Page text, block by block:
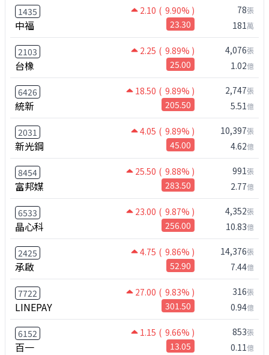
1435 2.10 ( 9.90% )
中福 23.30
78張
181萬
2103 2.25 ( 9.89% )
台橡 25.00
4,076張
1.02億
6426 18.50 ( 9.89% )
統新 205.50
2,747張
5.51億
2031 4.05 ( 9.89% )
新光鋼 45.00
10,397張
4.62億
8454 25.50 ( 9.88% )
富邦媒 283.50
991張
2.77億
6533 23.00 ( 9.87% )
晶心科 256.00
4,352張
10.83億
2425 4.75 ( 9.86% )
承啟 52.90
14,376張
7.44億
7722 27.00 ( 9.83% )
LINEPAY 301.50
316張
0.94億
6152 1.15 ( 9.66% )
百一 13.05
853張
0.11億